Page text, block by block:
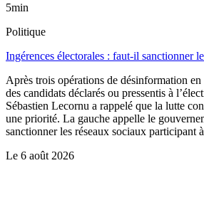
5min
Politique
Ingérences électorales : faut-il sanctionner
Après trois opérations de désinformation
des candidats déclarés ou pressentis à
Sébastien Lecornu a rappelé que la lutte
une priorité. La gauche appelle le
sanctionner les réseaux sociaux participant
Le 6 août 2026